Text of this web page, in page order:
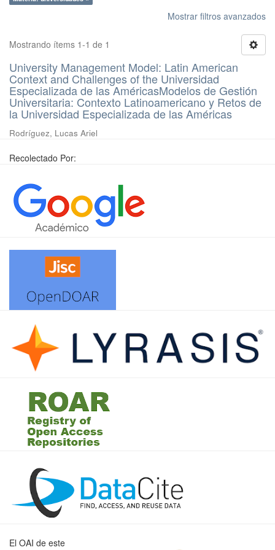
Mostrar filtros avanzados
Mostrando ítems 1-1 de 1
University Management Model: Latin American
Context and Challenges of the Universidad
Especializada de las AméricasModelos de Gestión
Universitaria: Contexto Latinoamericano y Retos de
la Universidad Especializada de las Américas
Rodríguez, Lucas Ariel
Recolectado Por:
El OAI de este